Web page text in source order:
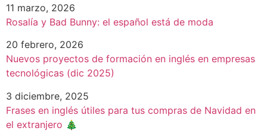
11 marzo, 2026
Rosalía y Bad Bunny: el español está de moda
20 febrero, 2026
Nuevos proyectos de formación en inglés en empresas
tecnológicas (dic 2025)
3 diciembre, 2025
Frases en inglés útiles para tus compras de Navidad en
el extranjero 🎄